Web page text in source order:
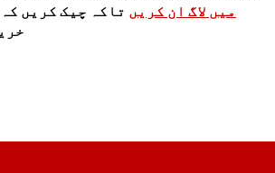
میں لاگ ان کریں تاکہ چیک کریں